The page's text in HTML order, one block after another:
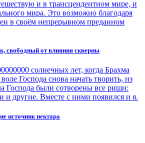
свободный от влияния скверны
источник нектара